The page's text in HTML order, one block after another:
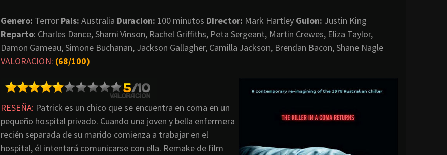
Genero: Terror Pais: Australia Duracion: 100 minutos Director: Mark Hartley Guion: Justin King
Reparto: Charles Dance, Sharni Vinson, Rachel Griffiths, Peta Sergeant, Martin Crewes, Eliza Taylor,
Damon Gameau, Simone Buchanan, Jackson Gallagher, Camilla Jackson, Brendan Bacon, Shane Nagle
VALORACION: (68/100)
RESEÑA: Patrick es un chico que se encuentra en coma en un
pequeño hospital privado. Cuando una joven y bella enfermera
recién separada de su marido comienza a trabajar en el
hospital, él intentará comunicarse con ella. Remake de film